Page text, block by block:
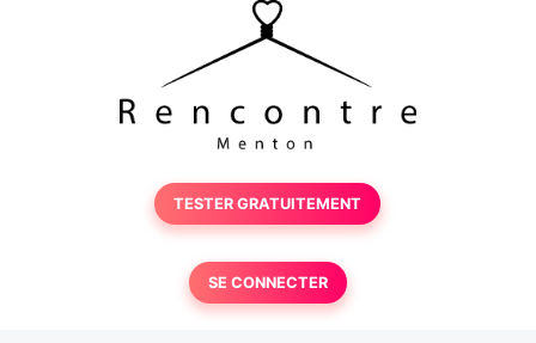
TESTER GRATUITEMENT
SE CONNECTER